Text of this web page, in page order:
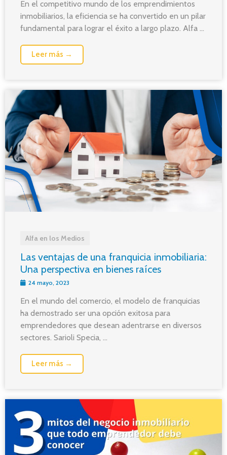
En el competitivo mundo de los emprendimientos
inmobiliarios, la eficiencia se ha convertido en un pilar
fundamental para lograr el éxito a largo plazo. Alfa ...
Leer más →
Alfa en los Medios
Las ventajas de una franquicia inmobiliaria:
Una perspectiva en bienes raíces
24 mayo, 2023
En el mundo del comercio, el modelo de franquicias
ha demostrado ser una opción exitosa para
emprendedores que desean adentrarse en diversos
sectores. Sarioli Specia, ...
Leer más →